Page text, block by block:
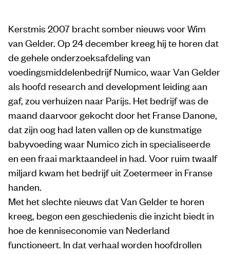
Kerstmis 2007 bracht somber nieuws voor Wim
van Gelder. Op 24 december kreeg hij te horen dat
de gehele onderzoeksafdeling van
voedingsmiddelenbedrijf Numico, waar Van Gelder
als hoofd research and development leiding aan
gaf, zou verhuizen naar Parijs. Het bedrijf was de
maand daarvoor gekocht door het Franse Danone,
dat zijn oog had laten vallen op de kunstmatige
babyvoeding waar Numico zich in specialiseerde
en een fraai marktaandeel in had. Voor ruim twaalf
miljard kwam het bedrijf uit Zoetermeer in Franse
handen.
Met het slechte nieuws dat Van Gelder te horen
kreeg, begon een geschiedenis die inzicht biedt in
hoe de kenniseconomie van Nederland
functioneert. In dat verhaal worden hoofdrollen